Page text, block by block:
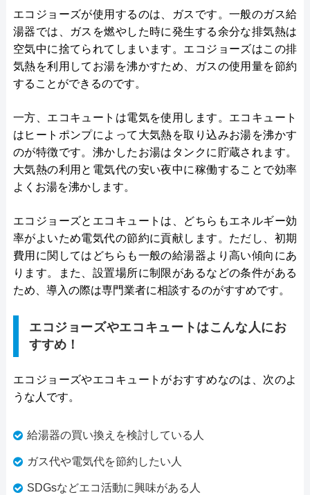
エコジョーズが使用するのは、ガスです。一般のガス給
湯器では、ガスを燃やした時に発生する余分な排気熱は
空気中に捨てられてしまいます。エコジョーズはこの排
気熱を利用してお湯を沸かすため、ガスの使用量を節約
することができるのです。
一方、エコキュートは電気を使用します。エコキュート
はヒートポンプによって大気熱を取り込みお湯を沸かす
のが特徴です。沸かしたお湯はタンクに貯蔵されます。
大気熱の利用と電気代の安い夜中に稼働することで効率
よくお湯を沸かします。
エコジョーズとエコキュートは、どちらもエネルギー効
率がよいため電気代の節約に貢献します。ただし、初期
費用に関してはどちらも一般の給湯器より高い傾向にあ
ります。また、設置場所に制限があるなどの条件がある
ため、導入の際は専門業者に相談するのがすすめです。
エコジョーズやエコキュートはこんな人にお
すすめ！
エコジョーズやエコキュートがおすすめなのは、次のよ
うな人です。
給湯器の買い換えを検討している人
ガス代や電気代を節約したい人
SDGsなどエコ活動に興味がある人